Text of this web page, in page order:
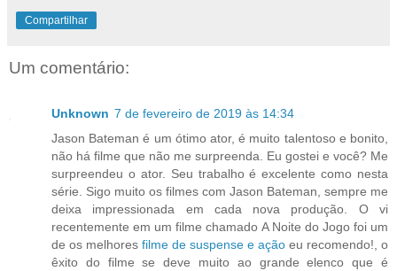
Compartilhar
Um comentário:
Unknown 7 de fevereiro de 2019 às 14:34
Jason Bateman é um ótimo ator, é muito talentoso e bonito,
não há filme que não me surpreenda. Eu gostei e você? Me
surpreendeu o ator. Seu trabalho é excelente como nesta
série. Sigo muito os filmes com Jason Bateman, sempre me
deixa impressionada em cada nova produção. O vi
recentemente em um filme chamado A Noite do Jogo foi um
de os melhores filme de suspense e ação eu recomendo!, o
êxito do filme se deve muito ao grande elenco que é